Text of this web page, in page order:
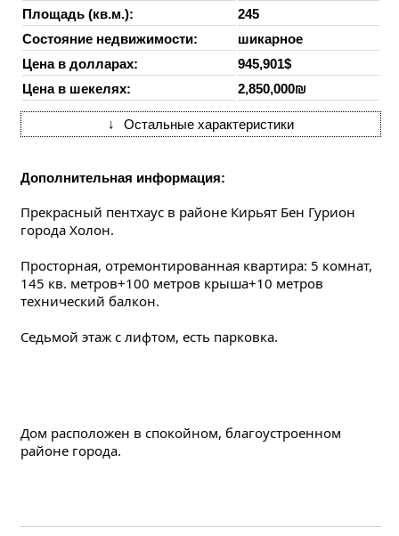
Площадь (кв.м.):
245
Состояние недвижимости:
шикарное
Цена в долларах:
945,901$
Цена в шекелях:
2,850,000₪
↓ Остальные характеристики
Дополнительная информация:
Прекрасный пентхаус в районе Кирьят Бен Гурион
города Холон.
Просторная, отремонтированная квартира: 5 комнат,
145 кв. метров+100 метров крыша+10 метров
технический балкон.
Седьмой этаж с лифтом, есть парковка.
Дом расположен в спокойном, благоустроенном
районе города.